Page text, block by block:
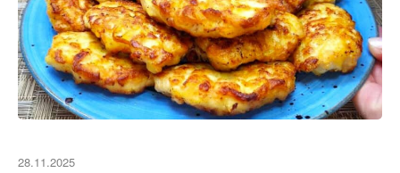
28.11.2025